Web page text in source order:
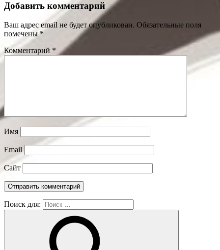
Добавить комментарий
Ваш адрес email не будет опубликован. Обязательные поля
помечены*
Комментарий *
Имя
Email
Сайт
Поиск для: